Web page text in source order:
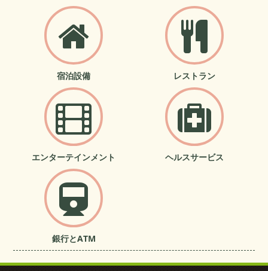
宿泊設備 レストラン
エンターテインメント ヘルスサービス
銀行とATM